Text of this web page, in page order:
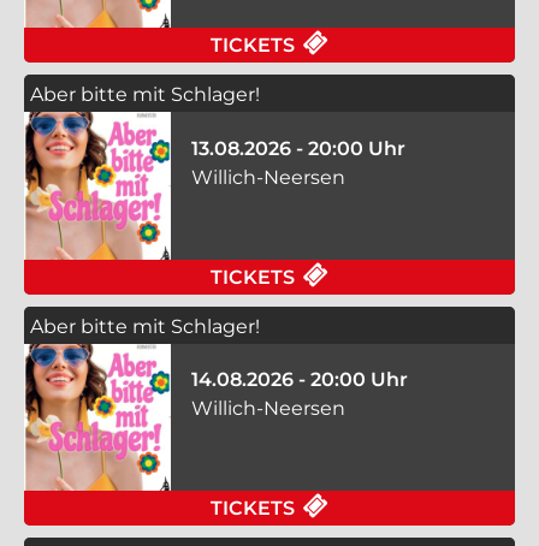
TICKETS
Aber bitte mit Schlager!
13.08.2026 - 20:00 Uhr
Willich-Neersen
TICKETS
Aber bitte mit Schlager!
14.08.2026 - 20:00 Uhr
Willich-Neersen
TICKETS